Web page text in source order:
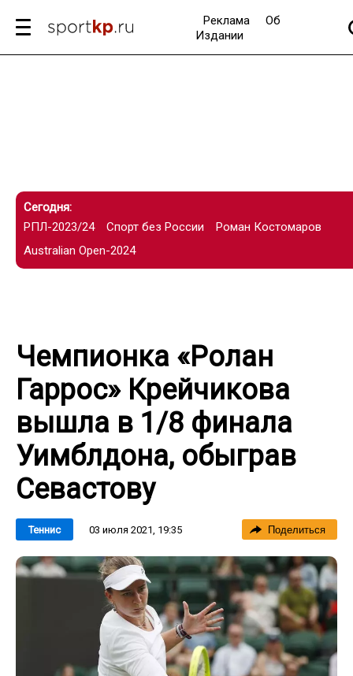
Реклама
Об
Издании
Сегодня:
РПЛ-2023/24
Спорт без России
Роман Костомаров
Australian Open-2024
Чемпионка «Ролан
Гаррос» Крейчикова
вышла в 1/8 финала
Уимблдона, обыграв
Севастову
Теннис 03 июля 2021, 19:35 Поделиться